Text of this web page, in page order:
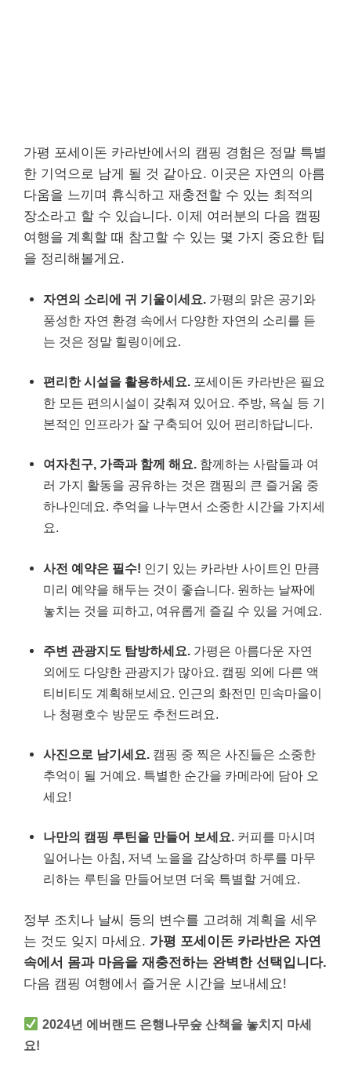
가평 포세이돈 카라반에서의 캠핑 경험은 정말 특별
한 기억으로 남게 될 것 같아요. 이곳은 자연의 아름
다움을 느끼며 휴식하고 재충전할 수 있는 최적의
장소라고 할 수 있습니다. 이제 여러분의 다음 캠핑
여행을 계획할 때 참고할 수 있는 몇 가지 중요한 팁
을 정리해볼게요.
자연의 소리에 귀 기울이세요. 가평의 맑은 공기와
풍성한 자연 환경 속에서 다양한 자연의 소리를 듣
는 것은 정말 힐링이에요.
편리한 시설을 활용하세요. 포세이돈 카라반은 필요
한 모든 편의시설이 갖춰져 있어요. 주방, 욕실 등 기
본적인 인프라가 잘 구축되어 있어 편리하답니다.
여자친구, 가족과 함께 해요. 함께하는 사람들과 여
러 가지 활동을 공유하는 것은 캠핑의 큰 즐거움 중
하나인데요. 추억을 나누면서 소중한 시간을 가지세
요.
사전 예약은 필수! 인기 있는 카라반 사이트인 만큼
미리 예약을 해두는 것이 좋습니다. 원하는 날짜에
놓치는 것을 피하고, 여유롭게 즐길 수 있을 거예요.
주변 관광지도 탐방하세요. 가평은 아름다운 자연
외에도 다양한 관광지가 많아요. 캠핑 외에 다른 액
티비티도 계획해보세요. 인근의 화전민 민속마을이
나 청평호수 방문도 추천드려요.
사진으로 남기세요. 캠핑 중 찍은 사진들은 소중한
추억이 될 거예요. 특별한 순간을 카메라에 담아 오
세요!
나만의 캠핑 루틴을 만들어 보세요. 커피를 마시며
일어나는 아침, 저녁 노을을 감상하며 하루를 마무
리하는 루틴을 만들어보면 더욱 특별할 거예요.
정부 조치나 날씨 등의 변수를 고려해 계획을 세우
는 것도 잊지 마세요. 가평 포세이돈 카라반은 자연
속에서 몸과 마음을 재충전하는 완벽한 선택입니다.
다음 캠핑 여행에서 즐거운 시간을 보내세요!
2024년 에버랜드 은행나무숲 산책을 놓치지 마세
요!